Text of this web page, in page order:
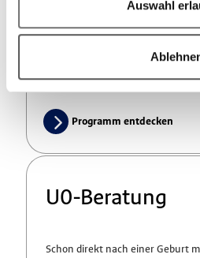
Auswahl
Keleya-App mit Workouts,
Expertenwissen und einer
Programm entdecken
U0-Beratung
Schon direkt nach einer Geburt